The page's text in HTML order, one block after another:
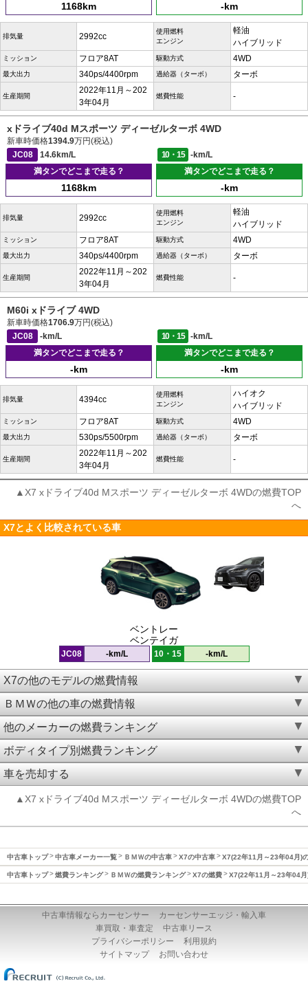
1168km -km
排気量 2992cc
使用燃料
エンジン
軽油
ハイブリッド
ミッション フロア8AT 駆動方式 4WD
最大出力 340ps/4400rpm 過給器（ターボ） ターボ
生産期間
2022年11月～202
3年04月
燃費性能 -
xドライブ40d Mスポーツ ディーゼルターボ 4WD
新車時価格1394.9万円(税込)
JC08
14.6km/L 10・15
-km/L
満タンでどこまで走る？
1168km
満タンでどこまで走る？
-km
排気量 2992cc
使用燃料
エンジン
軽油
ハイブリッド
ミッション フロア8AT 駆動方式 4WD
最大出力 340ps/4400rpm 過給器（ターボ） ターボ
生産期間
2022年11月～202
3年04月
燃費性能 -
M60i xドライブ 4WD
新車時価格1706.9万円(税込)
JC08
-km/L 10・15
-km/L
満タンでどこまで走る？
-km
満タンでどこまで走る？
-km
排気量 4394cc
使用燃料
エンジン
ハイオク
ハイブリッド
ミッション フロア8AT 駆動方式 4WD
最大出力 530ps/5500rpm 過給器（ターボ） ターボ
生産期間
2022年11月～202
3年04月
燃費性能 -
▲X7 xドライブ40d Mスポーツ ディーゼルターボ 4WDの燃費TOP
へ
X7とよく比較されている車
ベントレー
ベンテイガ
JC08 -km/L 10・15 -km/L
X7の他のモデルの燃費情報
ＢＭＷの他の車の燃費情報
他のメーカーの燃費ランキング
ボディタイプ別燃費ランキング
車を売却する
▲X7 xドライブ40d Mスポーツ ディーゼルターボ 4WDの燃費TOP
へ
中古車トップ 中古車メーカー一覧 ＢＭＷの中古車 X7の中古車 X7(22年11月～23年04月)
中古車トップ 燃費ランキング ＢＭＷの燃費ランキング X7の燃費 X7(22年11月～23年04月
中古車情報ならカーセンサー
カーセンサーエッジ・輸入車
車買取・車査定
中古車リース
プライバシーポリシー
利用規約
サイトマップ
お問い合わせ